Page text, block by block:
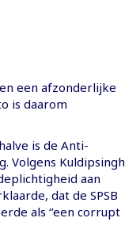
een afzonderlijke
is daarom
is de Anti-
Volgens Kuldipsingh
aan
dat de SPSB
als ‘’een corrupt